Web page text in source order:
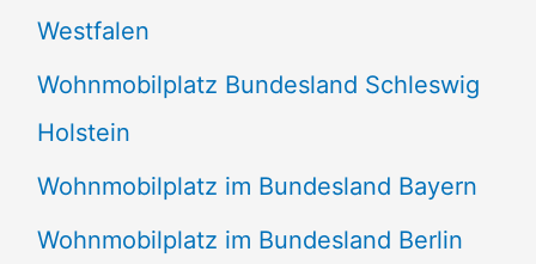
Westfalen
Wohnmobilplatz Bundesland Schleswig
Holstein
Wohnmobilplatz im Bundesland Bayern
Wohnmobilplatz im Bundesland Berlin